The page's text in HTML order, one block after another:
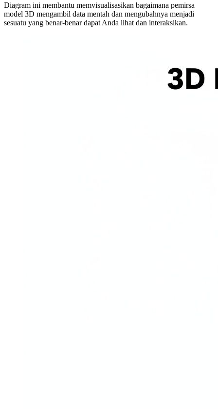
Diagram ini membantu memvisualisasikan bagaimana pemirsa
model 3D mengambil data mentah dan mengubahnya menjadi
sesuatu yang benar-benar dapat Anda lihat dan interaksikan.